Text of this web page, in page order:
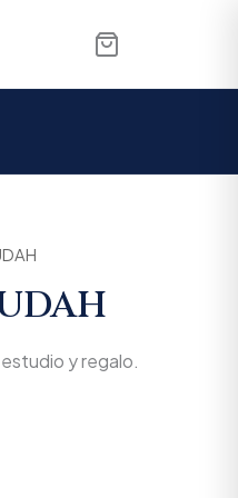
y regalo.